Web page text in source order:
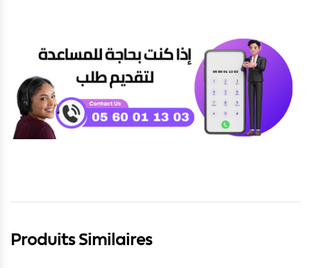
Produits Similaires